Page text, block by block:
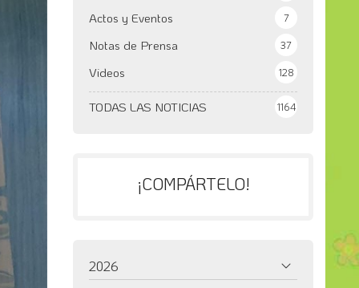
TODAS LAS NOTICIAS 1164
Actos y Eventos 7
Notas de Prensa 37
Videos 128
¡COMPÁRTELO!
2026